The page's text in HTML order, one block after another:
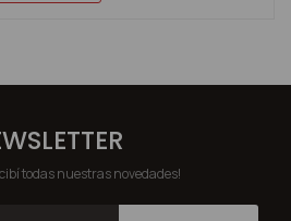
todas nuestras novedades!